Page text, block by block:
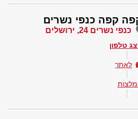
קפה כנפי נשרים
כנפי נשרים 24, ירושלים
טלפון
לאתר